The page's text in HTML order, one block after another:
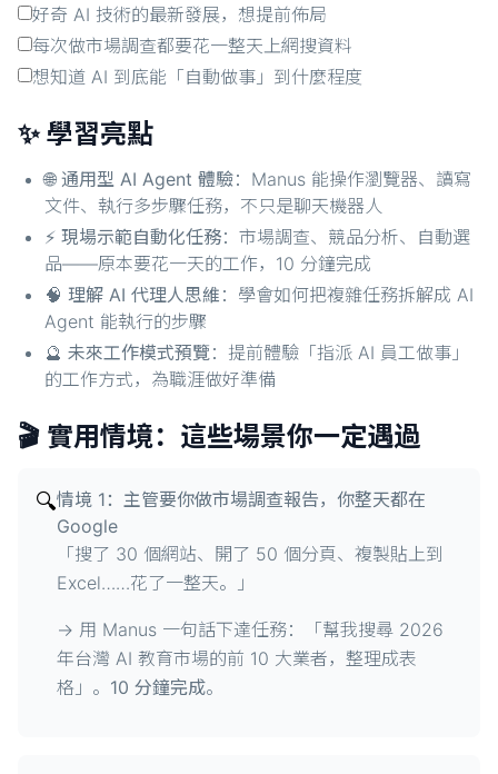
好奇 AI 技術的最新發展，想提前佈局
每次做市場調查都要花一整天上網搜資料
想知道 AI 到底能「自動做事」到什麼程度
✨ 學習亮點
🌐 通用型 AI Agent 體驗：Manus 能操作瀏覽器、讀寫
文件、執行多步驟任務，不只是聊天機器人
⚡ 現場示範自動化任務：市場調查、競品分析、自動選
品——原本要花一天的工作，10 分鐘完成
🧠 理解 AI 代理人思維 ：學會如何把複雜任務拆解成 AI
Agent 能執行的步驟
🔮 未來工作模式預覽：提前體驗「指派 AI 員工做事」
的工作方式，為職涯做好準備
🎬 實用情境：這些場景你一定遇過
🔍情境 1：主管要你做市場調查報告，你整天都在
Google
「搜了 30 個網站、開了 50 個分頁、複製貼上到
Excel……花了一整天。」
→ 用 Manus 一句話下達任務：「幫我搜尋 2026
年台灣 AI 教育市場的前 10 大業者，整理成表
格」。 10 分鐘完成。